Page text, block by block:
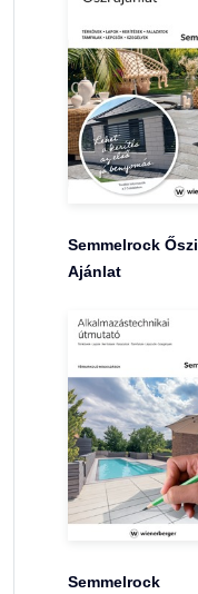
Semmelrock Őszi
Ajánlat
Semmelrock